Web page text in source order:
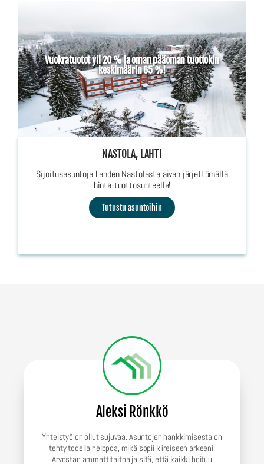
Vuokratuotot yli 20 % ja oman pääoman tuottokin
keskimäärin 65 %!
NASTOLA, LAHTI
Sijoitusasuntoja Lahden Nastolasta aivan järjettömällä
hinta-tuottosuhteella!
Tutustu asuntoihin
Aleksi Rönkkö
Yhteistyö on ollut sujuvaa. Asuntojen hankkimisesta on
tehty todella helppoa, mikä sopii kiireiseen arkeeni.
Arvostan ammattitaitoa ja sitä, että kaikki hoituu